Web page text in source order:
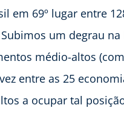
em 69º lugar entre
um degrau
médio-altos
entre as 25
a ocupar tal